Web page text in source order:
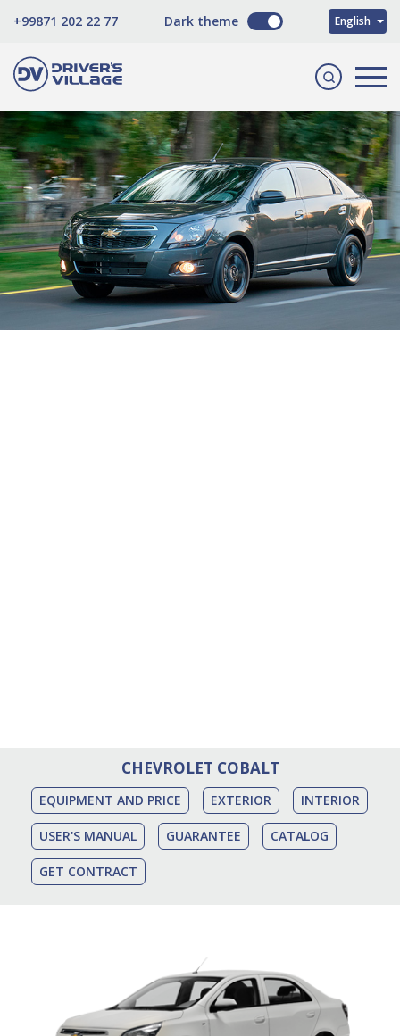
+99871 202 22 77 Dark theme English
O'zbekcha
CHEVROLET COBALT
EQUIPMENT AND PRICE EXTERIOR INTERIOR
USER'S MANUAL GUARANTEE CATALOG
GET CONTRACT